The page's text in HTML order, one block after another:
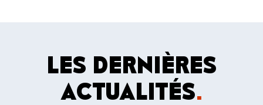
LES DERNIÈRES
ACTUALITÉS.